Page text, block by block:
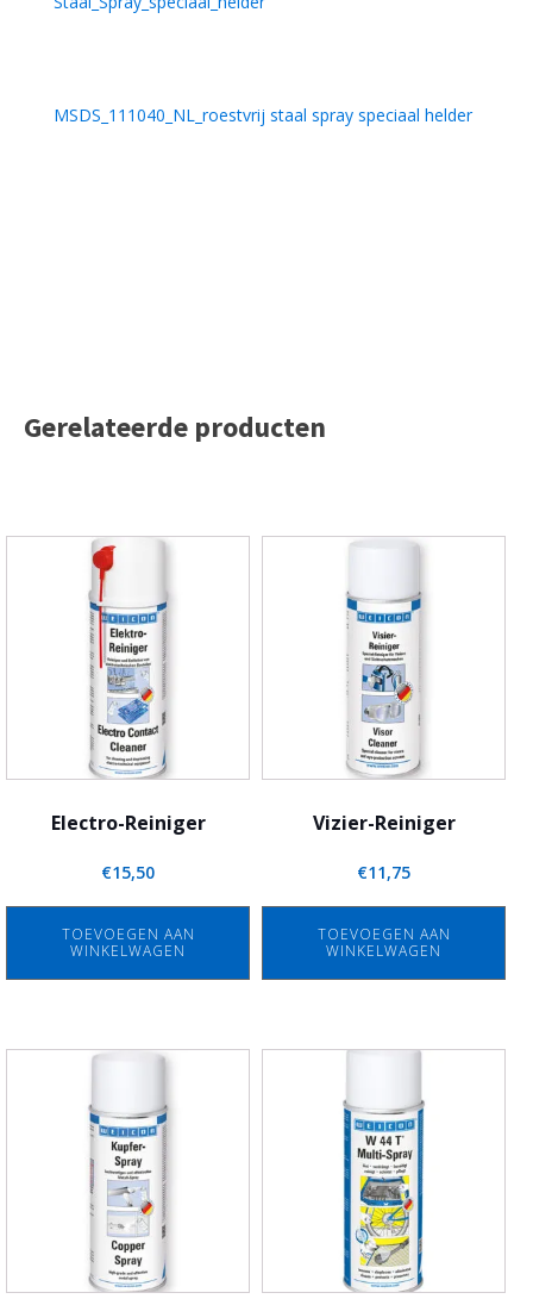
MSDS_111040_NL_roestvrij staal spray speciaal helder
Gerelateerde producten
Electro-Reiniger
€15,50
TOEVOEGEN AAN
WINKELWAGEN
Vizier-Reiniger
€11,75
TOEVOEGEN AAN
WINKELWAGEN
meerdere